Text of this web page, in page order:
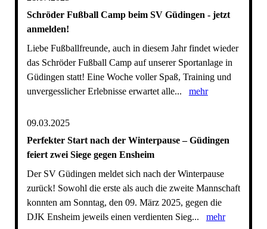
Schröder Fußball Camp beim SV Güdingen - jetzt
anmelden!
Liebe Fußballfreunde, auch in diesem Jahr findet wieder
das Schröder Fußball Camp auf unserer Sportanlage in
Güdingen statt! Eine Woche voller Spaß, Training und
unvergesslicher Erlebnisse erwartet alle... mehr
09.03.2025
Perfekter Start nach der Winterpause – Güdingen
feiert zwei Siege gegen Ensheim
Der SV Güdingen meldet sich nach der Winterpause
zurück! Sowohl die erste als auch die zweite Mannschaft
konnten am Sonntag, den 09. März 2025, gegen die
DJK Ensheim jeweils einen verdienten Sieg... mehr